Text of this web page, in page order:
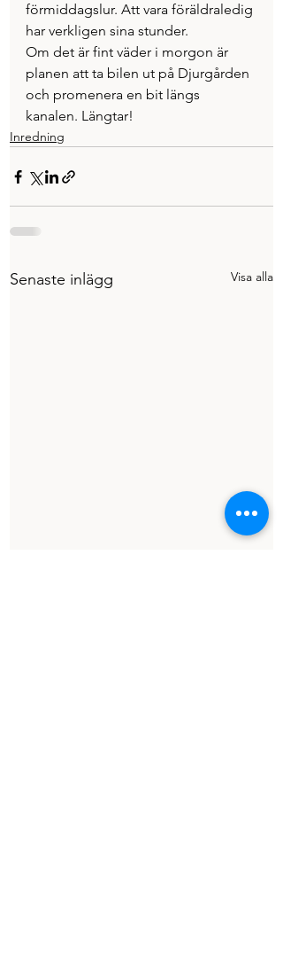
förmiddagslur. Att vara föräldraledig
har verkligen sina stunder.
Om det är fint väder i morgon är
planen att ta bilen ut på Djurgården
och promenera en bit längs
kanalen. Längtar!
Inredning
Senaste inlägg Visa alla